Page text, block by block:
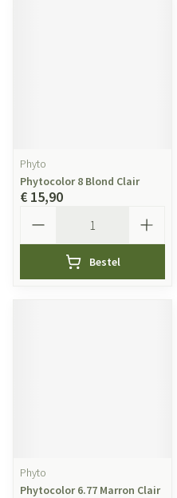
Phyto
Phytocolor 8 Blond Clair
€ 15,90
Bestel
Phyto
Phytocolor 6.77 Marron Clair